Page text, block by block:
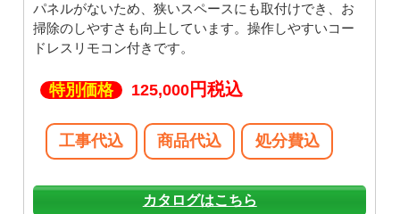
パネルがないため、狭いスペースにも取付けでき、お
掃除のしやすさも向上しています。操作しやすいコー
ドレスリモコン付きです。
特別価格 125,000 円税込
工事代込 商品代込 処分費込
カタログはこちら